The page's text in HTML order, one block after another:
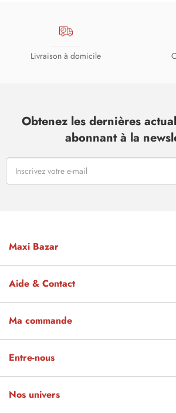
Livraison à domicile
Obtenez les dernières
abonnant à la
Maxi Bazar
Aide & Contact
Ma commande
Entre-nous
Nos univers